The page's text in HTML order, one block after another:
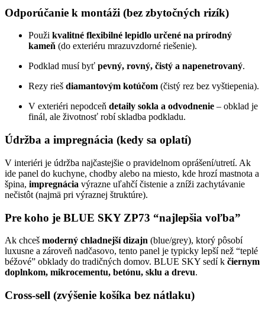
Odporúčanie k montáži (bez zbytočných rizík)
Použi kvalitné flexibilné lepidlo určené na prírodný
kameň (do exteriéru mrazuvzdorné riešenie).
Podklad musí byť pevný, rovný, čistý a napenetrovaný.
Rezy rieš diamantovým kotúčom (čistý rez bez vyštiepenia).
V exteriéri nepodceň detaily sokla a odvodnenie – obklad je
finál, ale životnosť robí skladba podkladu.
Údržba a impregnácia (kedy sa oplatí)
V interiéri je údržba najčastejšie o pravidelnom oprášení/utretí. Ak
ide panel do kuchyne, chodby alebo na miesto, kde hrozí mastnota a
špina, impregnácia výrazne uľahčí čistenie a zníži zachytávanie
nečistôt (najmä pri výraznej štruktúre).
Pre koho je BLUE SKY ZP73 “najlepšia voľba”
Ak chceš moderný chladnejší dizajn (blue/grey), ktorý pôsobí
luxusne a zároveň nadčasovo, tento panel je typicky lepší než “teplé
béžové” obklady do tradičných domov. BLUE SKY sedí k čiernym
doplnkom, mikrocementu, betónu, sklu a drevu.
Cross-sell (zvýšenie košíka bez nátlaku)